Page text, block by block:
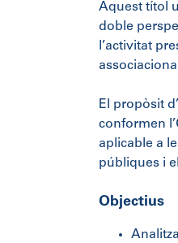
Aquest títol
doble
l’activitat
El propòsit
conformen
aplicable a
públiques i
Objectius